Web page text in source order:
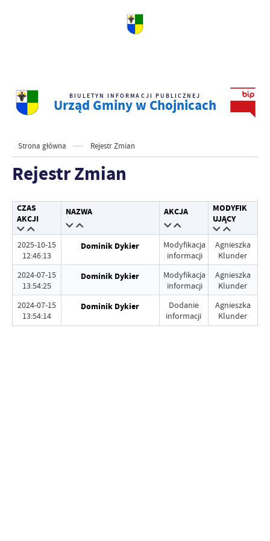
BIULETYN INFORMACJI PUBLICZNEJ
Urząd Gminy w Chojnicach
Strona główna Rejestr Zmian
Rejestr Zmian
CZAS
AKCJI
NAZWA AKCJA
MODYFIK
UJĄCY
2025-10-15
12:46:13
Dominik Dykier
Modyfikacja
informacji
Agnieszka
Klunder
2024-07-15
13:54:25
Dominik Dykier
Modyfikacja
informacji
Agnieszka
Klunder
2024-07-15
13:54:14
Dominik Dykier
Dodanie
informacji
Agnieszka
Klunder